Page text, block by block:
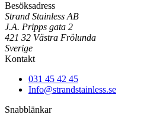
Besöksadress
Strand Stainless AB
J.A. Pripps gata 2
421 32 Västra Frölunda
Sverige
Kontakt
031 45 42 45
Info@strandstainless.se
Snabblänkar